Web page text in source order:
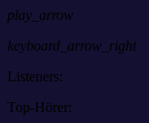
play_arrow
keyboard_arrow_right
Listeners:
Top-Hörer: